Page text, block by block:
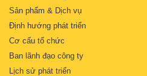
Sản phẩm & Dịch vụ
Định hướng phát triển
Cơ cấu tổ chức
Ban lãnh đạo công ty
Lịch sử phát triển